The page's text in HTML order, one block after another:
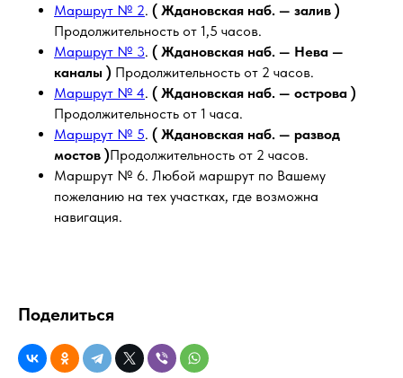
Маршрут № 2. ( Ждановская наб. — залив )
Продолжительность от 1,5 часов.
Маршрут № 3. ( Ждановская наб. — Нева —
каналы ) Продолжительность от 2 часов.
Маршрут № 4. ( Ждановская наб. — острова )
Продолжительность от 1 часа.
Маршрут № 5. ( Ждановская наб. — развод
мостов )Продолжительность от 2 часов.
Маршрут № 6. Любой маршрут по Вашему
пожеланию на тех участках, где возможна
навигация.
Поделиться